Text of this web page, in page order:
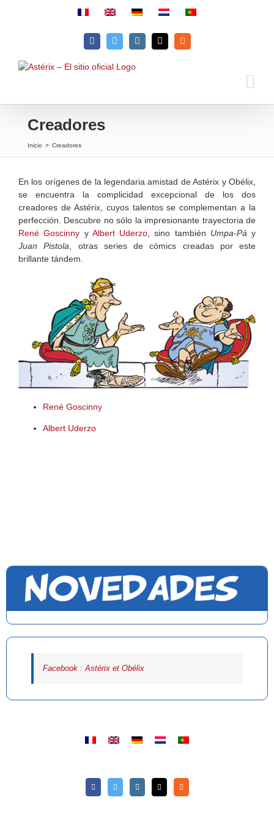
FacebookTwitterInstagramEmailRss
Creadores
Inicio > Creadores
En los orígenes de la legendaria amistad de Astérix y Obélix,
se encuentra la complicidad excepcional de los dos
creadores de Astérix, cuyos talentos se complementan a la
perfección. Descubre no sólo la impresionante trayectoria de
René Goscinny y Albert Uderzo , sino también Umpa-Pá y
Juan Pistola , otras series de cómics creadas por este
brillante tándem.
René Goscinny
Albert Uderzo
Facebook : Astérix et Obélix